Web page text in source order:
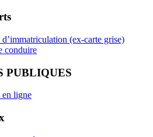
(ex-carte grise)
conduire
PUBLIQUES
en ligne